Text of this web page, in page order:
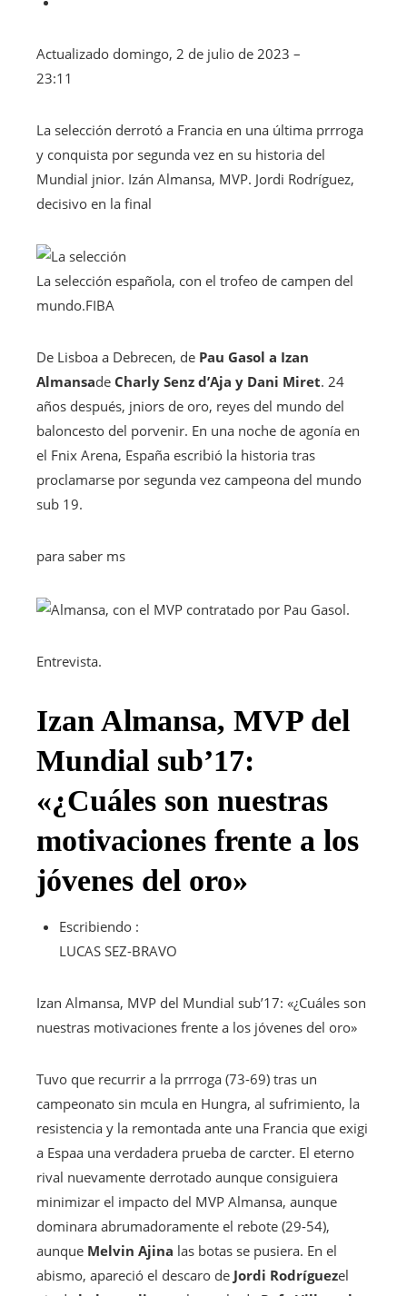
Actualizado domingo, 2 de julio de 2023 –
23:11
La selección derrotó a Francia en una última prrroga
y conquista por segunda vez en su historia del
Mundial jnior. Izán Almansa, MVP. Jordi Rodríguez,
decisivo en la final
La selección española, con el trofeo de campen del
mundo.FIBA
De Lisboa a Debrecen, de Pau Gasol a Izan
Almansade Charly Senz d’Aja y Dani Miret. 24
años después, jniors de oro, reyes del mundo del
baloncesto del porvenir. En una noche de agonía en
el Fnix Arena, España escribió la historia tras
proclamarse por segunda vez campeona del mundo
sub 19.
para saber ms
Entrevista.
Izan Almansa, MVP del
Mundial sub’17:
«¿Cuáles son nuestras
motivaciones frente a los
jóvenes del oro»
Escribiendo :
LUCAS SEZ-BRAVO
Izan Almansa, MVP del Mundial sub’17: «¿Cuáles son
nuestras motivaciones frente a los jóvenes del oro»
Tuvo que recurrir a la prrroga (73-69) tras un
campeonato sin mcula en Hungra, al sufrimiento, la
resistencia y la remontada ante una Francia que exigi
a Espaa una verdadera prueba de carcter. El eterno
rival nuevamente derrotado aunque consiguiera
minimizar el impacto del MVP Almansa, aunque
dominara abrumadoramente el rebote (29-54),
aunque Melvin Ajina las botas se pusiera. En el
abismo, apareció el descaro de Jordi Rodríguezel